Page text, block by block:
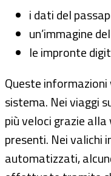
i dati del
un’immagine
le impronte
Queste
sistema. Nei viaggi
più veloci grazie
presenti. Nei valichi
automatizzati,